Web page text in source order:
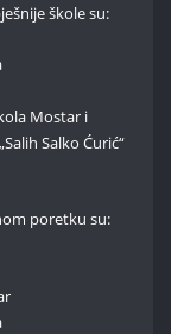
škole su:
Mostar i
Salko Ćurić“
poretku su: